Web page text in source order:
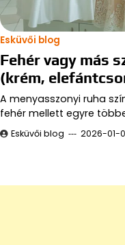
Esküvői blog
Fehér vagy más
(krém,
A menyasszonyi ruha
fehér mellett egyre
Esküvői blog 2026-01-